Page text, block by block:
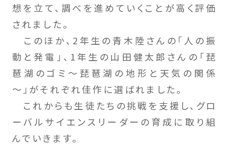
想を立て、調べを進めていくことが高く評価
されました。
このほか、2年生の青木陸さんの「人の振
動と発電」、1年生の山田健太郎さんの「琵
琶湖のゴミ～琵琶湖の地形と天気の関係
～」がそれぞれ佳作に選ばれました。
これからも生徒たちの挑戦を支援し、グロ
ーバルサイエンスリーダーの育成に取り組
んでいきます。